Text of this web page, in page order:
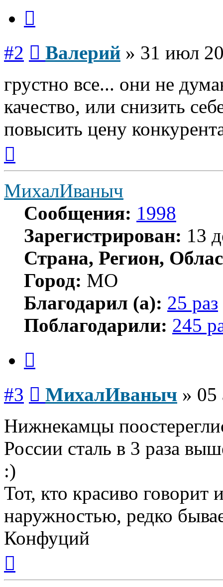
#2 Валерий » 31 июл
грустно все... они не
качество, или снизить
повысить цену
началу
МихалИваныч
Сообщения: 1998
Зарегистрирован: 13
Страна, Регион,
Город: МО
Благодарил (а): 25 раз
Поблагодарили: 245
#3 МихалИваныч » 05
Нижнекамцы
России сталь в 3 раза
:)
Тот, кто красиво говорит
наружностью, редко
Конфуций
началу